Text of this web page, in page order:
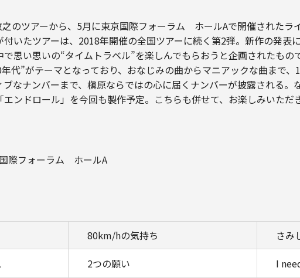
のツアーから、5月に東京国際フォーラム ホールAで開催されたラ
いたツアーは、2018年開催の全国ツアーに続く第2弾。新作の発表
思い思いの“タイムトラベル”を楽しんでもらおうと企画されたもの
代”がテーマとなっており、おなじみの曲からマニアックな曲まで
なナンバーまで、槇原ならではの心に届くナンバーが披露される。
ンドロール」を今回も製作予定。こちらも併せて、お楽しみいただ
際フォーラム ホールA
80km/hの気持ち
さみ
2つの願い
I